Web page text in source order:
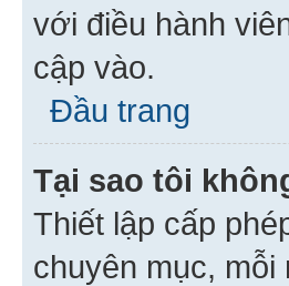
với điều hành
cập vào.
Đầu trang
Tại sao tôi
Thiết lập cấp
chuyên mục, mỗi